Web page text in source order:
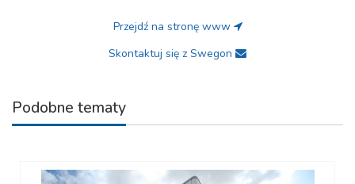
Przejdź na stronę www
Skontaktuj się z Swegon
Podobne tematy